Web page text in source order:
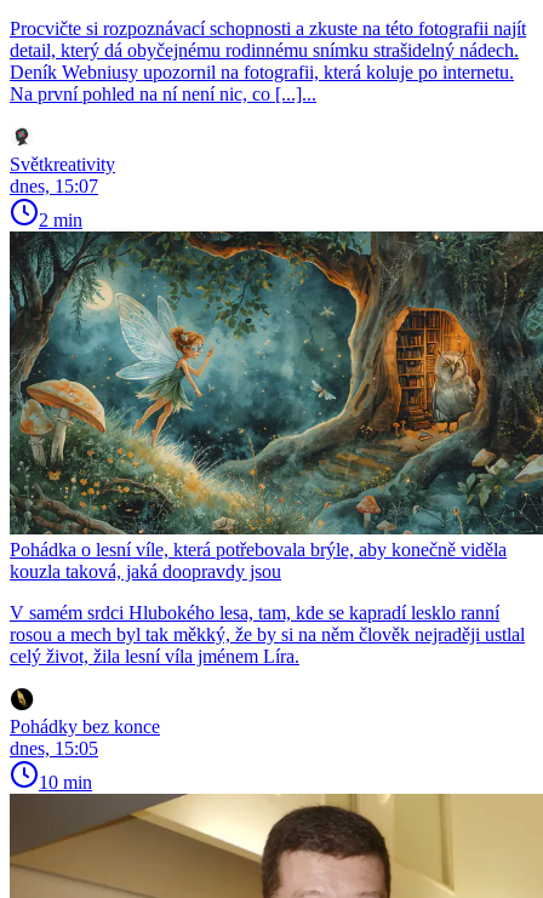
Procvičte si rozpoznávací schopnosti a zkuste na této fotografii najít
detail, který dá obyčejnému rodinnému snímku strašidelný nádech.
Deník Webniusy upozornil na fotografii, která koluje po internetu.
Na první pohled na ní není nic, co [...]...
Světkreativity
dnes, 15:07
2 min
Pohádka o lesní víle, která potřebovala brýle, aby konečně viděla
kouzla taková, jaká doopravdy jsou
V samém srdci Hlubokého lesa, tam, kde se kapradí lesklo ranní
rosou a mech byl tak měkký, že by si na něm člověk nejraději ustlal
celý život, žila lesní víla jménem Líra.
Pohádky bez konce
dnes, 15:05
10 min